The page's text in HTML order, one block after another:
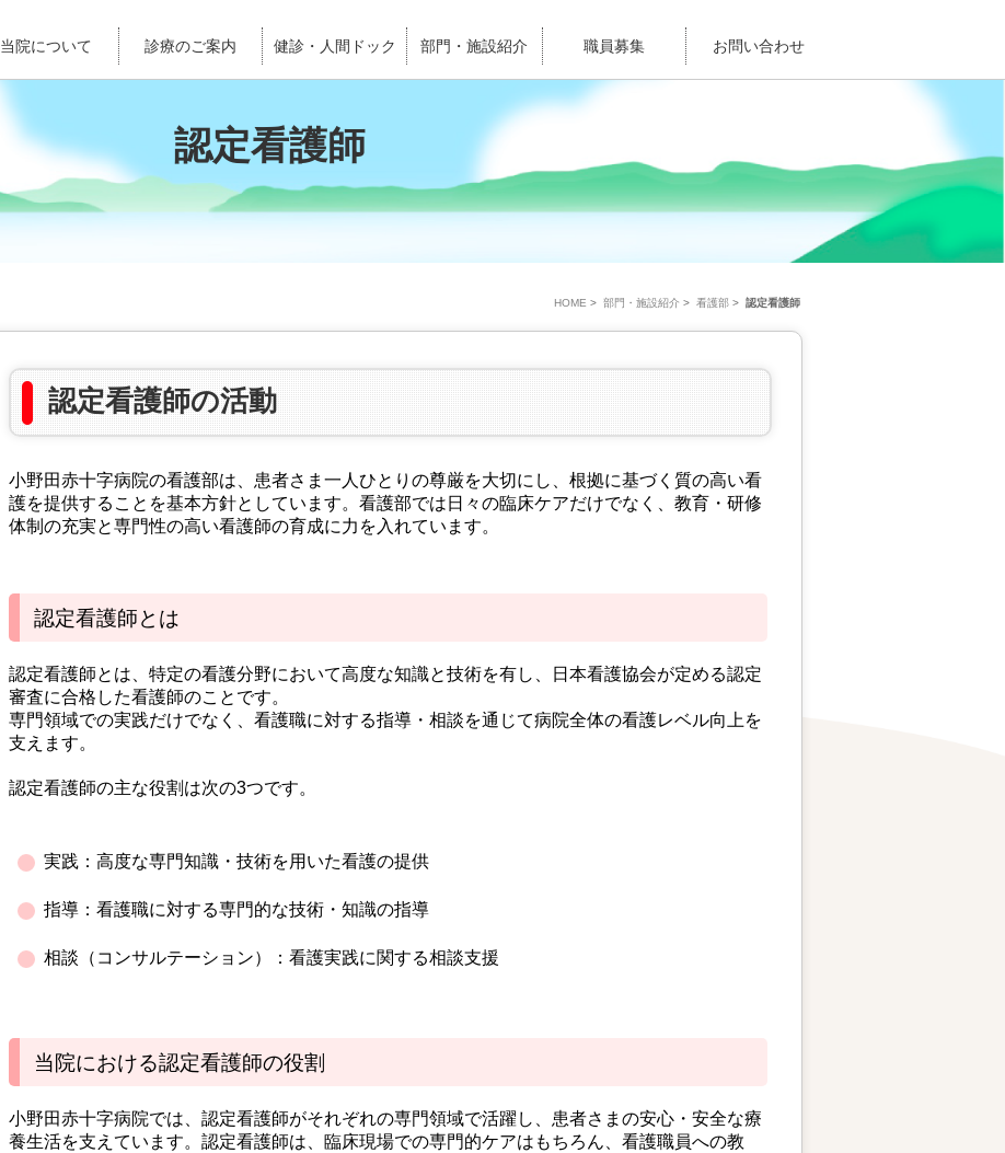
当院について 診療のご案内 健診・人間ドック 部門・施設紹介 職員募集 お問い合わせ
認定看護師
HOME > 部門・施設紹介 > 看護部 > 認定看護師
認定看護師の活動
小野田赤十字病院の看護部は、患者さま一人ひとりの尊厳を大切にし、根拠に基づく質の高い看
護を提供することを基本方針としています。看護部では日々の臨床ケアだけでなく、教育・研修
体制の充実と専門性の高い看護師の育成に力を入れています。
認定看護師とは
認定看護師とは、特定の看護分野において高度な知識と技術を有し、日本看護協会が定める認定
審査に合格した看護師のことです。
専門領域での実践だけでなく、看護職に対する指導・相談を通じて病院全体の看護レベル向上を
支えます。
認定看護師の主な役割は次の3つです。
実践：高度な専門知識・技術を用いた看護の提供
指導：看護職に対する専門的な技術・知識の指導
相談（コンサルテーション）：看護実践に関する相談支援
当院における認定看護師の役割
小野田赤十字病院では、認定看護師がそれぞれの専門領域で活躍し、患者さまの安心・安全な療
養生活を支えています。認定看護師は、臨床現場での専門的ケアはもちろん、看護職員への教